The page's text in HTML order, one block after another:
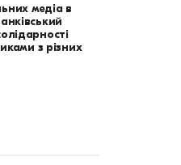
медіа в
з різних